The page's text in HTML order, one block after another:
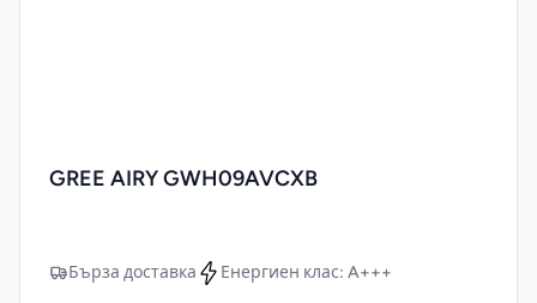
GREE AIRY GWH09AVCXB
Бърза доставка Енергиен клас: A+++